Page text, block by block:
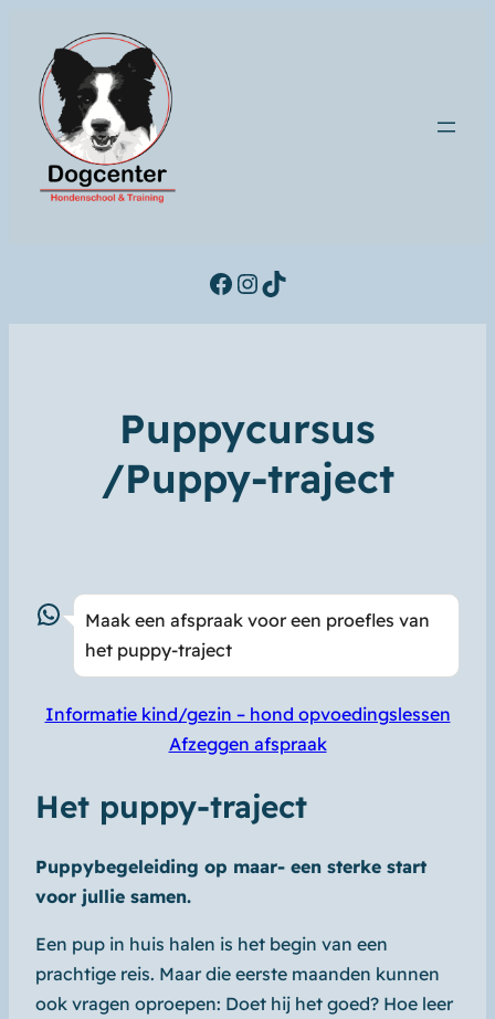
Facebook
Instagram
TikTok
Puppycursus
/Puppy-traject
https://api.whatsapp.com/send?phone=310653772075&text=Hallo%2C%20ik%20wil%20graag%20een%20afspraak%20maken%20voor%20kind%2Fgezin%20-%20hond%20opvoedingslessen
Maak een afspraak voor een proefles van
het puppy-traject
Informatie kind/gezin – hond opvoedingslessen
Afzeggen afspraak
Het puppy-traject
Puppybegeleiding op maar- een sterke start
voor jullie samen.
Een pup in huis halen is het begin van een
prachtige reis. Maar die eerste maanden kunnen
ook vragen oproepen: Doet hij het goed? Hoe leer